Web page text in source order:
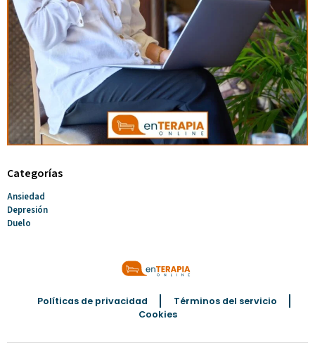
Categorías
Ansiedad
Depresión
Duelo
Políticas de privacidad
Términos del servicio
Cookies